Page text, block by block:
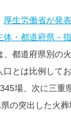
厚生労働省が発
・都道府県－
、都道府県別の
口とは比例して
場、次に三重
の突出した火